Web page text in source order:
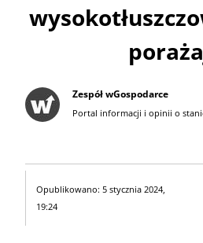
Zespół wGospodarce
Portal informacji i opinii o
Opublikowano: 5 stycznia 2024,
19:24